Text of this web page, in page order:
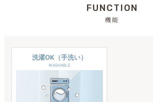
FUNCTION
機能
洗濯OK（手洗い）
WASHABLE